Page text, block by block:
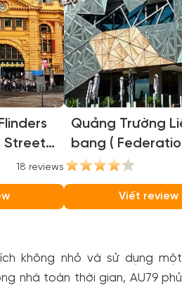
Street
18 reviews
Quảng Trường Liên
bang ( Federation
Square )
Viết review
không nhỏ và sử dụng một
nhà toàn thời gian, AU79 phủ